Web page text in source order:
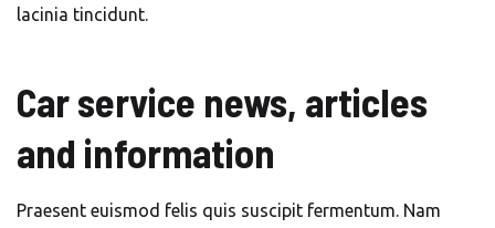
lacinia tincidunt.
Car service news, articles
and information
Praesent euismod felis quis suscipit fermentum. Nam